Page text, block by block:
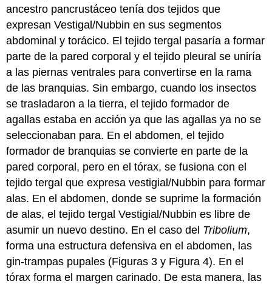
ancestro pancrustáceo tenía dos tejidos que
expresan Vestigal/Nubbin en sus segmentos
abdominal y torácico. El tejido tergal pasaría a formar
parte de la pared corporal y el tejido pleural se uniría
a las piernas ventrales para convertirse en la rama
de las branquias. Sin embargo, cuando los insectos
se trasladaron a la tierra, el tejido formador de
agallas estaba en acción ya que las agallas ya no se
seleccionaban para. En el abdomen, el tejido
formador de branquias se convierte en parte de la
pared corporal, pero en el tórax, se fusiona con el
tejido tergal que expresa vestigial/Nubbin para formar
alas. En el abdomen, donde se suprime la formación
de alas, el tejido tergal Vestigial/Nubbin es libre de
asumir un nuevo destino. En el caso del Tribolium,
forma una estructura defensiva en el abdomen, las
gin-trampas pupales (Figuras 3 y Figura 4). En el
tórax forma el margen carinado. De esta manera, las